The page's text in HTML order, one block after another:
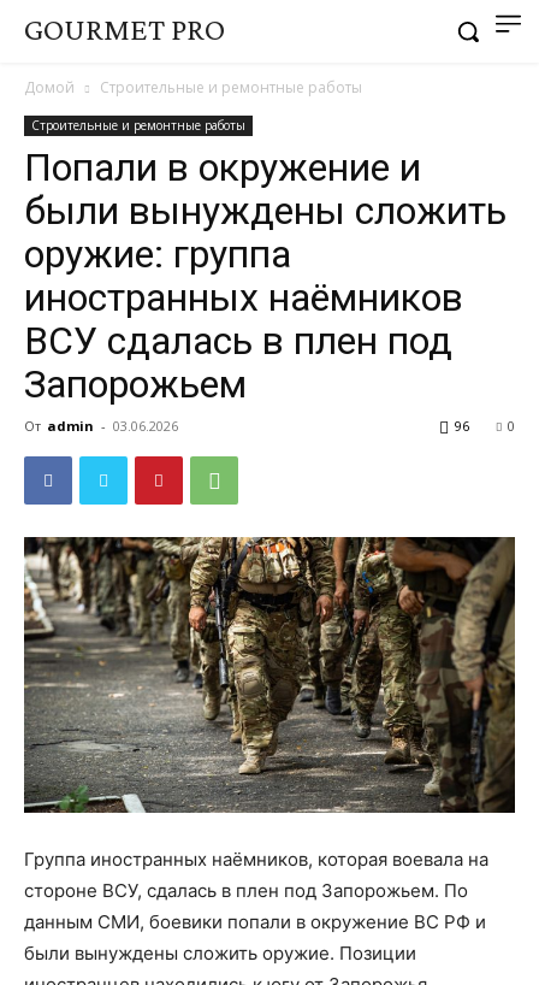
GOURMET PRO
Домой Строительные и ремонтные работы
Строительные и ремонтные работы
Попали в окружение и
были вынуждены сложить
оружие: группа
иностранных наёмников
ВСУ сдалась в плен под
Запорожьем
От admin - 03.06.2026 0
96
Группа иностранных наёмников, которая воевала на
стороне ВСУ, сдалась в плен под Запорожьем. По
данным СМИ, боевики попали в окружение ВС РФ и
были вынуждены сложить оружие. Позиции